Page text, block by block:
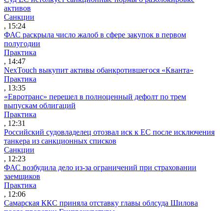
активов
Санкции
, 15:24
ФАС раскрыла число жалоб в сфере закупок в первом
полугодии
Практика
, 14:47
NexTouch выкупит активы обанкротившегося «Кванта»
Практика
, 13:35
«Евротранс» перешел в полноценный дефолт по трем
выпускам облигаций
Практика
, 12:31
Российский судовладелец отозвал иск к ЕС после исключения
танкера из санкционных списков
Санкции
, 12:23
ФАС возбудила дело из-за ограничений при страховании
заемщиков
Практика
, 12:06
Самарская ККС приняла отставку главы облсуда Шилова